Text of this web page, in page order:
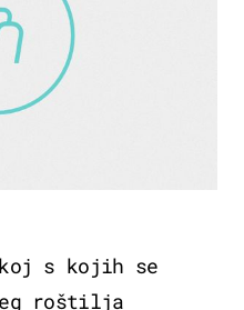
s kojih se
roštilja